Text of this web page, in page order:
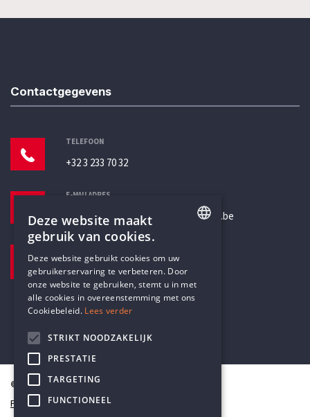
Contactgegevens
TELEFOON
+32 3 233 70 32
E-MAILADRES
secretariaat@humanistischverbond.be
Pottenbrug 4
Antwerpen, 2000
© Humanistisch Verbond 2026
Privacy
DUTCH
Deze website maakt
gebruik van cookies.
Deze website gebruikt cookies om uw
gebruikerservaring te verbeteren. Door
onze website te gebruiken, stemt u in met
alle cookies in overeenstemming met ons
Cookiebeleid. Lees verder
STRIKT NOODZAKELIJK
PRESTATIE
TARGETING
FUNCTIONEEL